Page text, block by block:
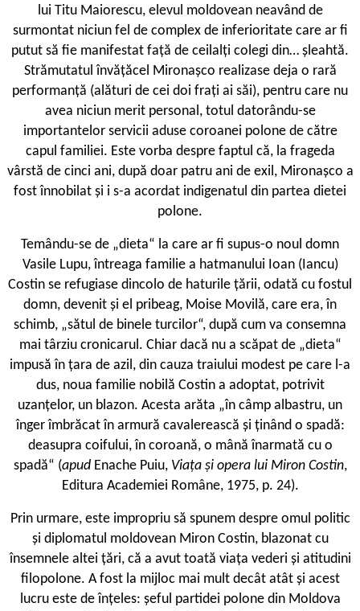
lui Titu Maiorescu, elevul moldovean neavând de
surmontat niciun fel de complex de inferioritate care ar fi
putut să fie manifestat față de ceilalți colegi din… șleahtă.
Strămutatul învățăcel Mironașco realizase deja o rară
performanță (alături de cei doi frați ai săi), pentru care nu
avea niciun merit personal, totul datorându-se
importantelor servicii aduse coroanei polone de către
capul familiei. Este vorba despre faptul că, la frageda
vârstă de cinci ani, după doar patru ani de exil, Mironașco a
fost înnobilat și i s-a acordat indigenatul din partea dietei
polone.
Temându-se de „dieta“ la care ar fi supus-o noul domn
Vasile Lupu, întreaga familie a hatmanului Ioan (Iancu)
Costin se refugiase dincolo de haturile țării, odată cu fostul
domn, devenit și el pribeag, Moise Movilă, care era, în
schimb, „sătul de binele turcilor“, după cum va consemna
mai târziu cronicarul. Chiar dacă nu a scăpat de „dieta“
impusă în țara de azil, din cauza traiului modest pe care l-a
dus, noua familie nobilă Costin a adoptat, potrivit
uzanțelor, un blazon. Acesta arăta „în câmp albastru, un
înger îmbrăcat în armură cavalerească și ținând o spadă:
deasupra coifului, în coroană, o mână înarmată cu o
spadă“ (apud Enache Puiu, Viața și opera lui Miron Costin,
Editura Academiei Române, 1975, p. 24).
Prin urmare, este impropriu să spunem despre omul politic
și diplomatul moldovean Miron Costin, blazonat cu
însemnele altei țări, că a avut toată viața vederi și atitudini
filopolone. A fost la mijloc mai mult decât atât și acest
lucru este de înțeles: șeful partidei polone din Moldova